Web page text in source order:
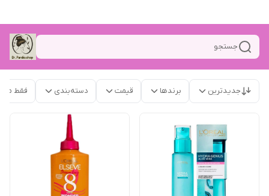
جستجو
جدیدترین برندها قیمت دسته‌بندی فقط